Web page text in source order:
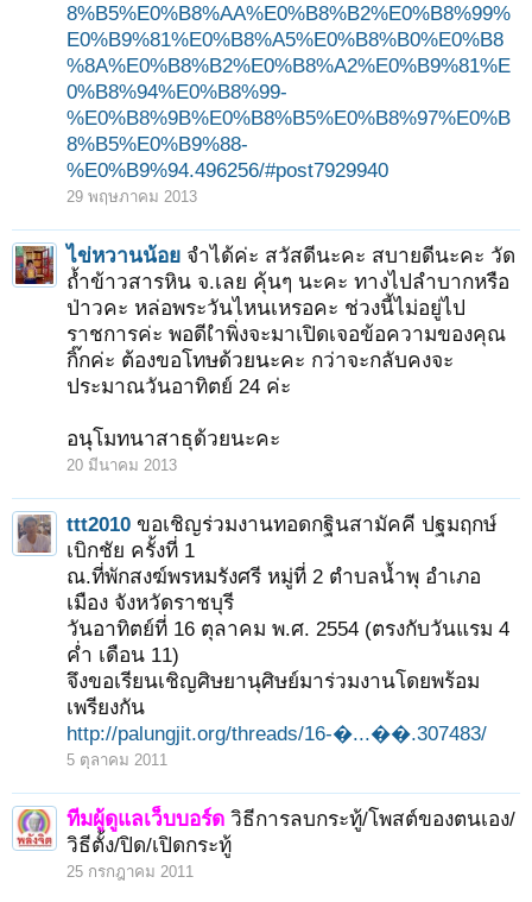
8%B5%E0%B8%AA%E0%B8%B2%E0%B8%99%
E0%B9%81%E0%B8%A5%E0%B8%B0%E0%B8
%8A%E0%B8%B2%E0%B8%A2%E0%B9%81%E
0%B8%94%E0%B8%99-
%E0%B8%9B%E0%B8%B5%E0%B8%97%E0%B
8%B5%E0%B9%88-
%E0%B9%94.496256/#post7929940
29 พฤษภาคม 2013
ไข่หวานน้อย จำได้ค่ะ สวัสดีนะคะ สบายดีนะคะ วัด
ถ้ำข้าวสารหิน จ.เลย คุ้นๆ นะคะ ทางไปลำบากหรือ
ป่าวคะ หล่อพระวันไหนเหรอคะ ช่วงนี้ไม่อยู่ไป
ราชการค่ะ พอดีเำพิ่งจะมาเปิดเจอข้อความของคุณ
กิ๊กค่ะ ต้องขอโทษด้วยนะคะ กว่าจะกลับคงจะ
ประมาณวันอาทิตย์ 24 ค่ะ
อนุโมทนาสาธุด้วยนะคะ
20 มีนาคม 2013
ttt2010 ขอเชิญร่วมงานทอดกฐินสามัคคี ปฐมฤกษ์
เบิกชัย ครั้งที่ 1
ณ.ที่พักสงฆ์พรหมรังศรี หมู่ที่ 2 ตำบลน้ำพุ อำเภอ
เมือง จังหวัดราชบุรี
วันอาทิตย์ที่ 16 ตุลาคม พ.ศ. 2554 (ตรงกับวันแรม 4
ค่ำ เดือน 11)
จึงขอเรียนเชิญศิษยานุศิษย์มาร่วมงานโดยพร้อม
เพรียงกัน
http://palungjit.org/threads/16-�...��.307483/
5 ตุลาคม 2011
ทีมผู้ดูแลเว็บบอร์ด วิธีการลบกระทู้/โพสต์ของตนเอง/
วิธีตั้ง/ปิด/เปิดกระทู้
25 กรกฎาคม 2011